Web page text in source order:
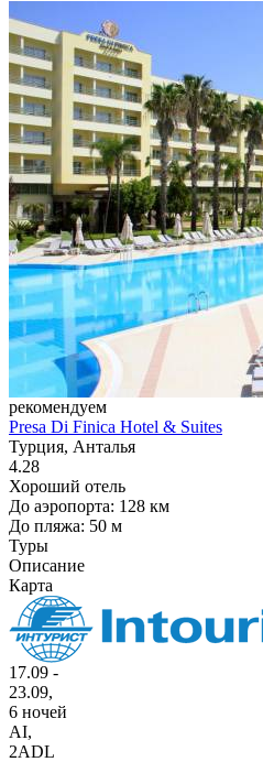
рекомендуем
Presa Di Finica Hotel & Suites
Турция, Анталья
4.28
Хороший отель
До аэропорта: 128 км
До пляжа: 50 м
Туры
Описание
Карта
17.09 -
23.09,
6 ночей
AI,
2ADL